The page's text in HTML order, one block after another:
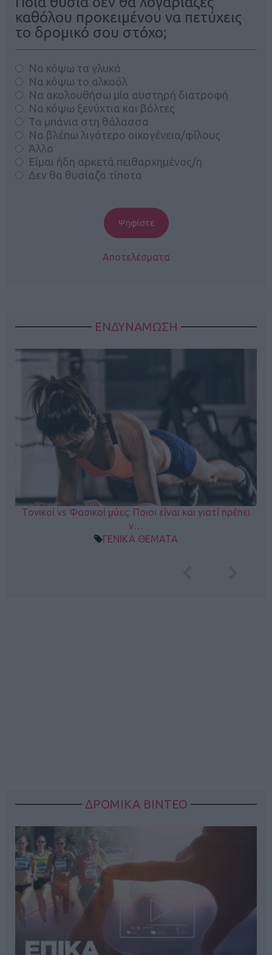
καθόλου προκειμένου να πετύχεις
το δρομικό σου στόχο;
Να κόψω τα γλυκά
Να κόψω το αλκοόλ
Να ακολουθήσω μία αυστηρή διατροφή
Να κόψω ξενύχτια και βόλτες
Τα μπάνια στη θάλασσα
Να βλέπω λιγότερο οικογένεια/φίλους
Άλλο
Είμαι ήδη αρκετά πειθαρχημένος/η
Δεν θα θυσίαζα τίποτα
Αποτελέσματα
ΕΝΔΥΝΑΜΩΣΗ
Τονικοί vs Φασικοί μύες: Ποιοι είναι και γιατί πρέπει
ν…
ΓΕΝΙΚΑ ΘΕΜΑΤΑ
ΔΡΟΜΙΚΑ ΒΙΝΤΕΟ